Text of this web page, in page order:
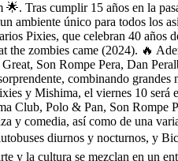
Tras cumplir 15 años en la
ambiente único para todos los
Pixies, que celebran 40 años
zombies came (2024). 🔥
Son Rompe Pera, Dan
combinando
y Mishima, el viernes 10
Club, Polo & Pan, Son
y comedia, así como de una
diurnos y nocturnos, y
y la cultura se mezclan en un